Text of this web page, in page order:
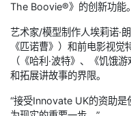
The Boovie®》的创新功能。
艺术家/模型制作人埃莉诺·
《匹诺曹》）和前电影视觉
（《哈利·波特》、《饥饿
和拓展讲故事的界限。
“接受Innovate UK的资助是